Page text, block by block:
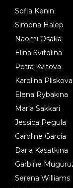
Sofia Kenin
Simona Halep
Naomi Osaka
Elina Svitolina
Petra Kvitova
Karolina Pliskova
Elena Rybakina
Maria Sakkari
Jessica Pegula
Caroline Garcia
Daria Kasatkina
Garbine
Serena Williams